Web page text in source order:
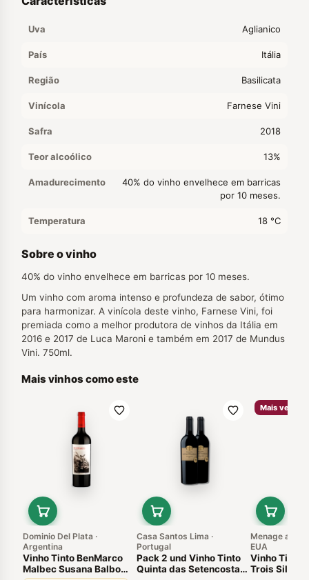
Uva Aglianico
País Itália
Região Basilicata
Vinícola Farnese Vini
Safra 2018
Teor alcoólico 13%
Amadurecimento
40% do vinho envelhece em barricas
por 10 meses.
Temperatura 18 °C
Sobre o vinho
40% do vinho envelhece em barricas por 10 meses.
Um vinho com aroma intenso e profundeza de sabor, ótimo
para harmonizar. A vinícola deste vinho, Farnese Vini, foi
premiada como a melhor produtora de vinhos da Itália em
2016 e 2017 de Luca Maroni e também em 2017 de Mundus
Vini. 750ml.
Mais vinhos como este
Dominio Del Plata ·
Argentina
Vinho Tinto BenMarco
Malbec Susana Balbo
Casa Santos Lima ·
Portugal
Pack 2 und Vinho Tinto
Quinta das Setencostas
Mais
Menage a
EUA
Vinho Tinto
Trois Silk